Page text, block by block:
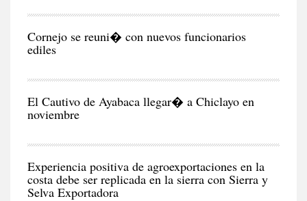
Cornejo se reuni� con nuevos funcionarios
ediles
El Cautivo de Ayabaca llegar� a Chiclayo en
noviembre
Experiencia positiva de agroexportaciones en la
costa debe ser replicada en la sierra con Sierra y
Selva Exportadora